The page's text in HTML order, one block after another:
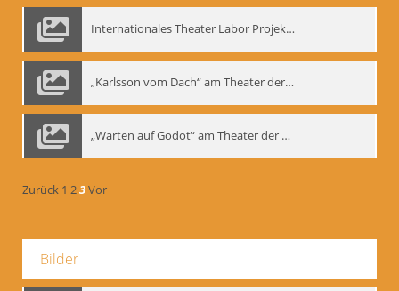
Internationales Theater Labor Projekt: Play Don Juan
„Karlsson vom Dach“ am Theater der Satire, Moskau 1985
„Warten auf Godot“ am Theater der Saire, Moskau 1980er
Zurück 1 23Vor
Bilder